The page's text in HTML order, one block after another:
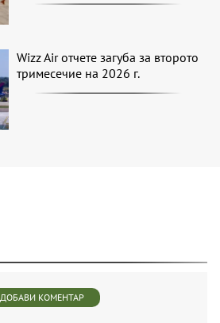
Wizz Air отчете загуба за второто
тримесечие на 2026 г.
ДОБАВИ КОМЕНТАР